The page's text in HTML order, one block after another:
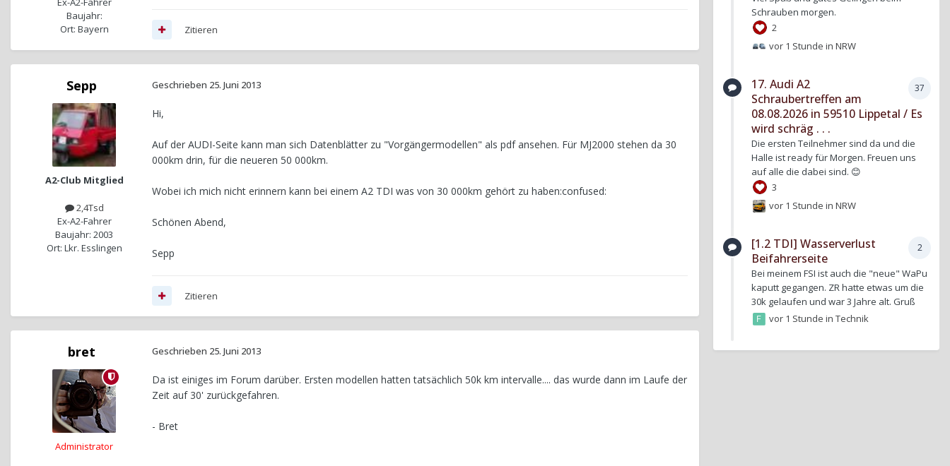
Baujahr:
Ort: Bayern
Zitieren
Sepp
A2-Club Mitglied
2,4Tsd
Ex-A2-Fahrer
Baujahr: 2003
Ort: Lkr. Esslingen
Geschrieben 25. Juni 2013
Hi,
Auf der AUDI-Seite kann man sich Datenblätter zu "Vorgängermodellen" als pdf ansehen. Für MJ2000 stehen da 30
000km drin, für die neueren 50 000km.
Wobei ich mich nicht erinnern kann bei einem A2 TDI was von 30 000km gehört zu haben:confused:
Schönen Abend,
Sepp
Zitieren
bret
Administrator
Geschrieben 25. Juni 2013
Da ist einiges im Forum darüber. Ersten modellen hatten tatsächlich 50k km intervalle.... das wurde dann im Laufe der
Zeit auf 30' zurückgefahren.
- Bret
Schrauben morgen.
2
vor 1 Stunde inNRW
37
17. Audi A2
Schraubertreffen am
08.08.2026 in 59510 Lippetal / Es
wird schräg . . .
Die ersten Teilnehmer sind da und die
Halle ist ready für Morgen. Freuen uns
auf alle die dabei sind. 😊
3
vor 1 Stunde inNRW
2
[1.2 TDI] Wasserverlust
Beifahrerseite
Bei meinem FSI ist auch die "neue" WaPu
kaputt gegangen. ZR hatte etwas um die
30k gelaufen und war 3 Jahre alt. Gruß
vor 1 Stunde inTechnik